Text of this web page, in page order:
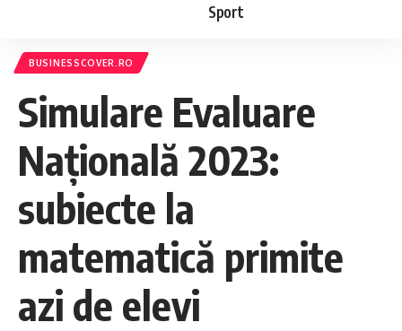
Sport
BUSINESSCOVER.RO
Simulare Evaluare
Națională 2023:
subiecte la
matematică primite
azi de elevi